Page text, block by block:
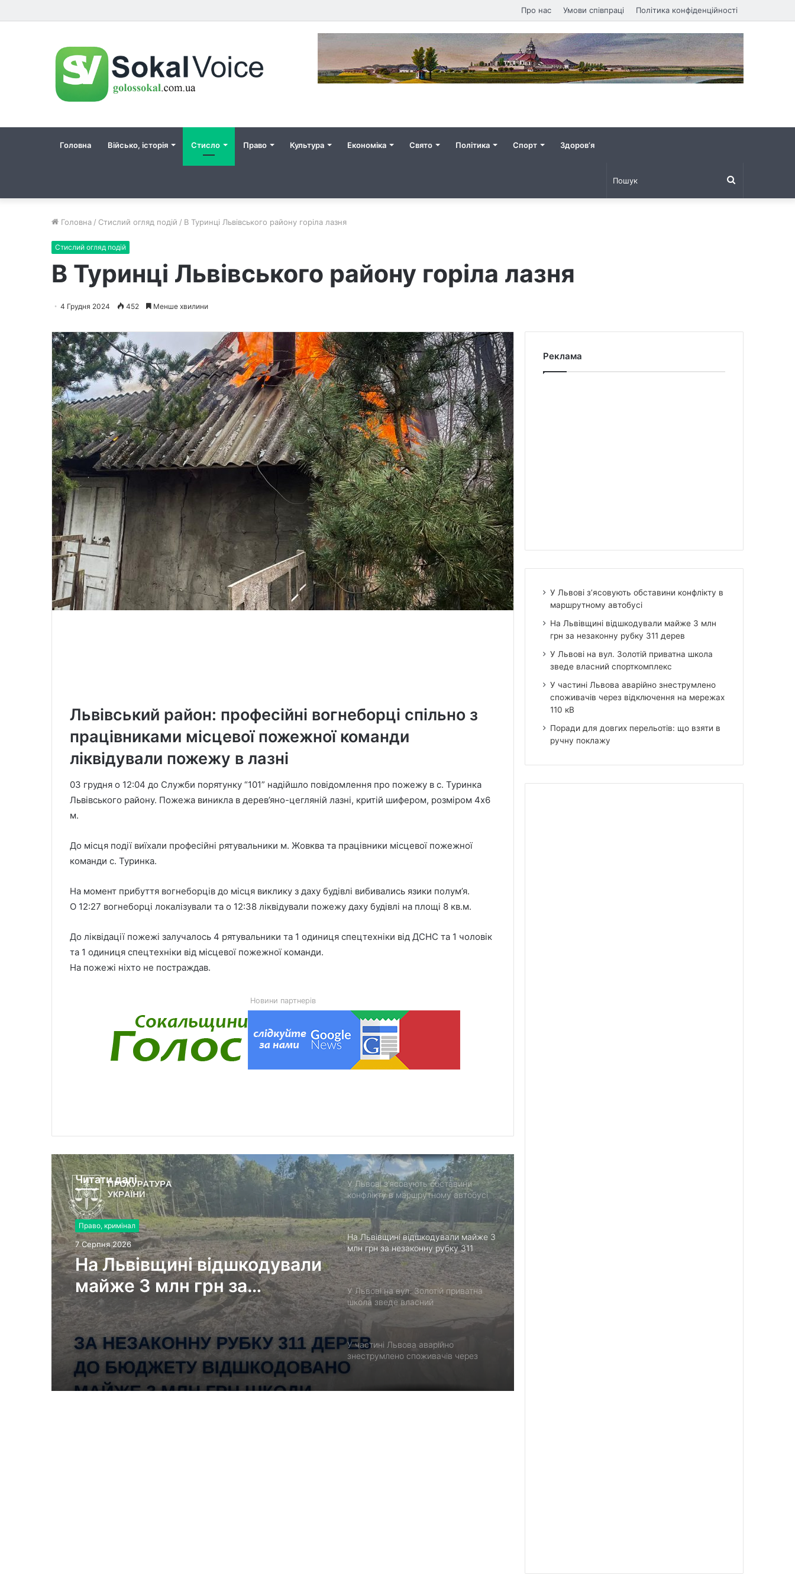
Про нас Умови співпраці Політика конфіденційності
Головна Військо, історія Стисло Право Культура Економіка Свято Політика Спорт Здоров’я
Головна / Стислий огляд подій / В Туринці Львівського району горіла лазня
Стислий огляд подій
В Туринці Львівського району горіла лазня
4 Грудня 2024 452 Менше хвилини
Львівський район: професійні вогнеборці спільно з
працівниками місцевої пожежної команди
ліквідували пожежу в лазні
03 грудня о 12:04 до Служби порятунку “101” надійшло повідомлення про пожежу в с. Туринка
Львівського району. Пожежа виникла в дерев’яно-цегляній лазні, критій шифером, розміром 4х6
м.
До місця події виїхали професійні рятувальники м. Жовква та працівники місцевої пожежної
команди с. Туринка.
На момент прибуття вогнеборців до місця виклику з даху будівлі вибивались язики полум’я.
О 12:27 вогнеборці локалізували та о 12:38 ліквідували пожежу даху будівлі на площі 8 кв.м.
До ліквідації пожежі залучалось 4 рятувальники та 1 одиниця спецтехніки від ДСНС та 1 чоловік
та 1 одиниця спецтехніки від місцевої пожежної команди.
На пожежі ніхто не постраждав.
Новини партнерів
Читати далі
Право, кримінал
7 Серпня 2026
На Львівщині відшкодували
майже 3 млн грн за
незаконну рубку 311 дерев
На Львівщині відшкодували майже 3
дерев
У частині Львова аварійно
знеструмлено споживачів через
відключення на мережах 110 кВ
У Львові з’ясовують обставини
конфлікту в маршрутному автобусі
На Львівщині відшкодували майже 3
млн грн за незаконну рубку 311
дерев
У Львові на вул. Золотій приватна
школа зведе власний
спорткомплекс
У частині Львова аварійно
знеструмлено споживачів через
відключення на мережах 110 кВ
Реклама
У Львові з’ясовують обставини конфлікту в
маршрутному автобусі
На Львівщині відшкодували майже 3 млн
грн за незаконну рубку 311 дерев
У Львові на вул. Золотій приватна школа
зведе власний спорткомплекс
У частині Львова аварійно знеструмлено
споживачів через відключення на мережах
110 кВ
Поради для довгих перельотів: що взяти в
ручну поклажу